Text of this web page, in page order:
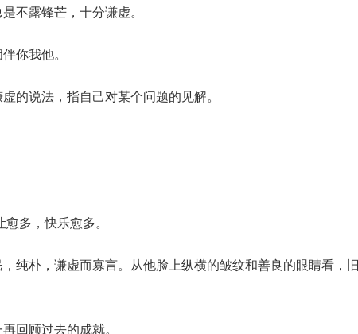
不露锋芒，十分谦虚。
你我他。
的说法，指自己对某个问题的见解。
多，快乐愈多。
纯朴，谦虚而寡言。从他脸上纵横的皱纹和善良的眼睛看，
回顾过去的成就。